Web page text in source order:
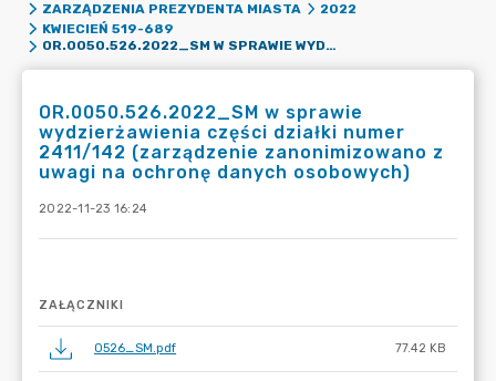
ZARZĄDZENIA PREZYDENTA MIASTA
2022
KWIECIEŃ 519-689
OR.0050.526.2022_SM W SPRAWIE WYDZIERŻAWIENIA CZĘŚCI DZIAŁKI NUMER 2411/142 (ZARZĄDZENIE ZANONIMIZOWANO Z UWAGI NA OCHRONĘ DANYCH OSOBOWYCH)
OR.0050.526.2022_SM w sprawie
wydzierżawienia części działki numer
2411/142 (zarządzenie zanonimizowano z
uwagi na ochronę danych osobowych)
2022-11-23 16:24
ZAŁĄCZNIKI
0526_SM.pdf 77.42 KB